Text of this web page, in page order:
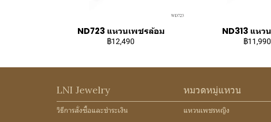
ND723 แหวนเพชรล้อม
฿12,490
ND313 แหว
฿11,990
LNI Jewelry
วิธีการสั่งซื้อและชำระเงิน
หมวดหมู่แหวน
แหวนเพชรหญิง